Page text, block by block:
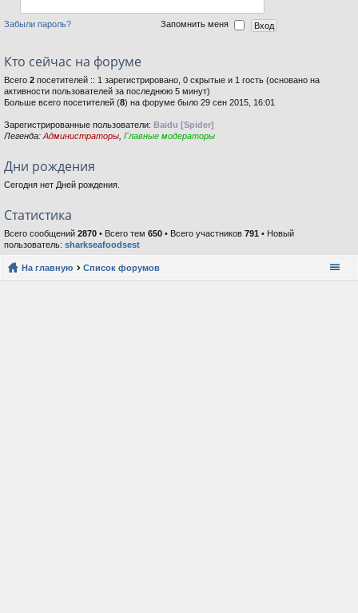
Забыли пароль? Запомнить меня
Кто сейчас на форуме
Всего 2 посетителей :: 1 зарегистрировано, 0 скрытые и 1 гость (основано на
активности пользователей за последнюю 5 минут)
Больше всего посетителей (8) на форуме было 29 сен 2015, 16:01
Зарегистрированные пользователи: Baidu [Spider]
Легенда: Администраторы Главные модераторы
Дни рождения
Сегодня нет Дней рождения.
Статистика
Всего сообщений 2870 • Всего тем 650 • Всего участников 791 • Новый
пользователь: sharkseafoodsest
На главную Список форумов